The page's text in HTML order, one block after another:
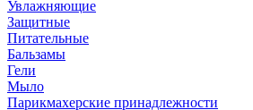
Увлажняющие
Защитные
Питательные
Бальзамы
Гели
Мыло
Парикмахерские принадлежности